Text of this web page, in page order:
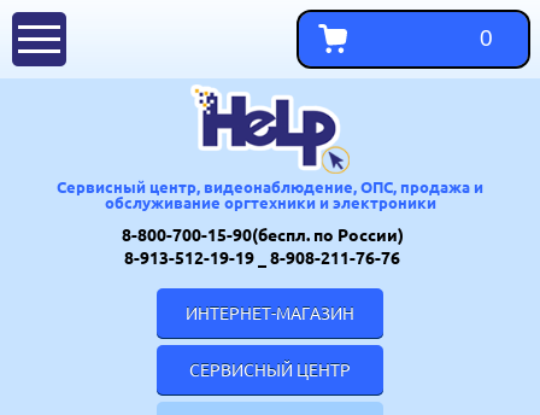
Сервисный центр, видеонаблюдение, ОПС, продажа и
обслуживание оргтехники и электроники
8-800-700-15-90(беспл. по России)
8-913-512-19-19
_ 8-908-211-76-76
ИНТЕРНЕТ-МАГАЗИН
СЕРВИСНЫЙ ЦЕНТР
0